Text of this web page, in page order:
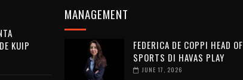
KUIP
MANAGEMENT
FEDERICA DE COPPI HEAD OF
SPORTS DI HAVAS PLAY
JUNE 17, 2026